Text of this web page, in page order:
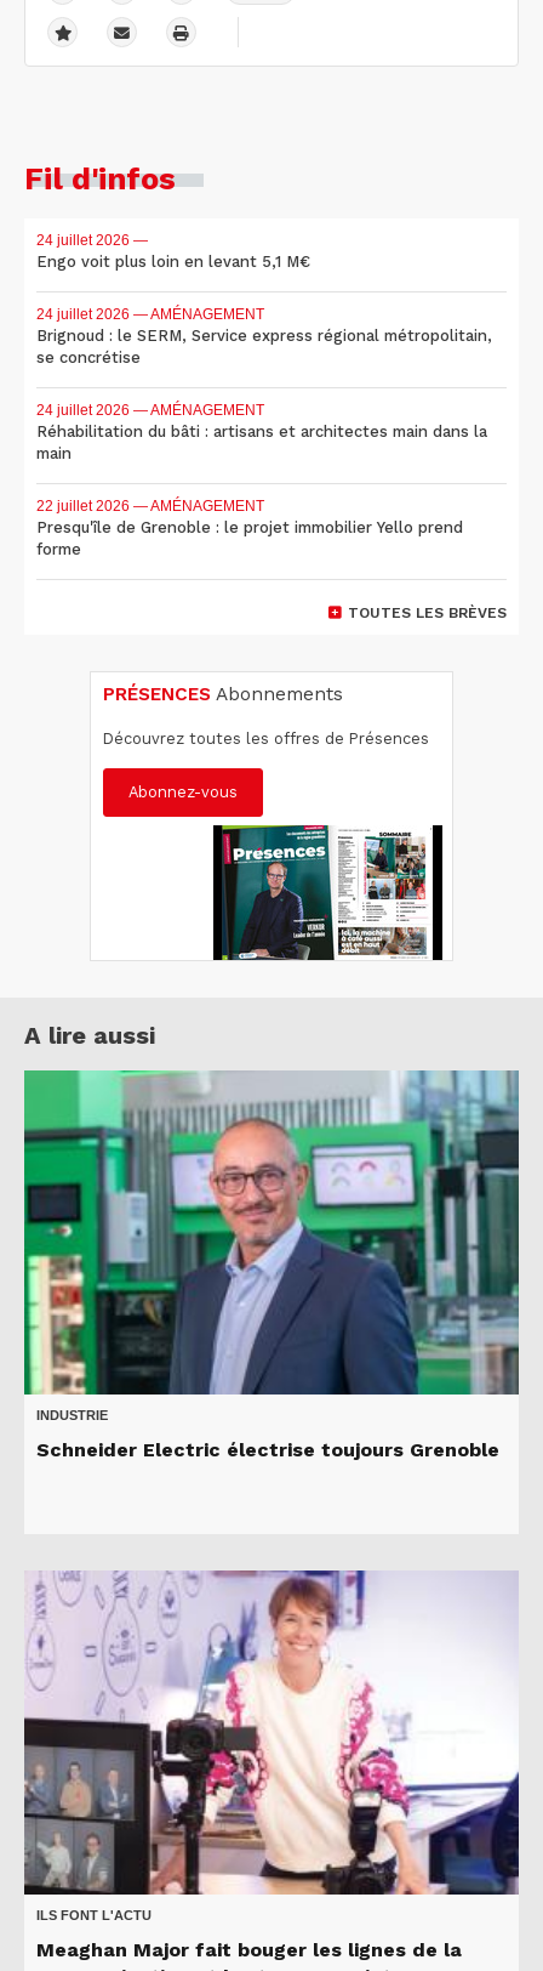
Fil d'infos
24 juillet 2026 —
Engo voit plus loin en levant 5,1 M€
24 juillet 2026 — AMÉNAGEMENT
Brignoud : le SERM, Service express régional métropolitain,
se concrétise
24 juillet 2026 — AMÉNAGEMENT
Réhabilitation du bâti : artisans et architectes main dans la
main
22 juillet 2026 — AMÉNAGEMENT
Presqu'île de Grenoble : le projet immobilier Yello prend
forme
TOUTES LES BRÈVES
PRÉSENCES Abonnements
Découvrez toutes les offres de Présences
Abonnez-vous
A lire aussi
INDUSTRIE
Schneider Electric électrise toujours Grenoble
ILS FONT L'ACTU
Meaghan Major fait bouger les lignes de la